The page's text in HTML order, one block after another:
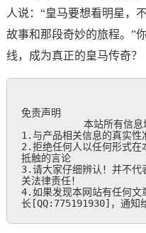
人说：“皇马要想看明星，
故事和那段奇妙的旅程。”
线，成为真正的皇马传奇？
免责声明
本站所有信息均来
1.与产品相关信息的真实性
2.拒绝任何人以任何形式在
抵触的言论
3.请大家仔细辨认！并不代
关法律责任！
4.如果发现本网站有任何文
长[QQ:775191930]，通知